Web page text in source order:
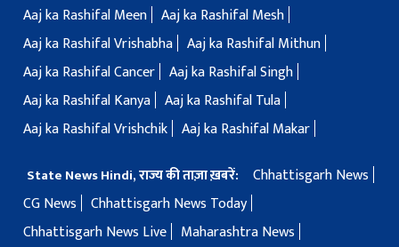
Aaj ka Rashifal Meen Aaj ka Rashifal Mesh
Aaj ka Rashifal Vrishabha Aaj ka Rashifal Mithun
Aaj ka Rashifal Cancer Aaj ka Rashifal Singh
Aaj ka Rashifal Kanya Aaj ka Rashifal Tula
Aaj ka Rashifal Vrishchik Aaj ka Rashifal Makar
State News Hindi, राज्य की ताज़ा ख़बरें:
Chhattisgarh News
CG News
Chhattisgarh News Today
Chhattisgarh News Live
Maharashtra News